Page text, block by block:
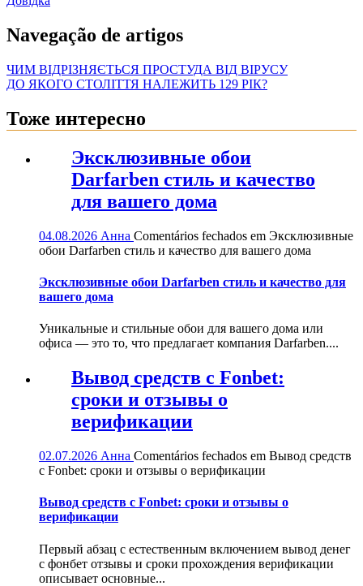
Navegação de artigos
ЧИМ ВІДРІЗНЯЄТЬСЯ ПРОСТУДА ВІД ВІРУСУ
ДО ЯКОГО СТОЛІТТЯ НАЛЕЖИТЬ 129 РІК?
Тоже интересно
Эксклюзивные обои
Darfarben стиль и качество
для вашего дома
04.08.2026 Анна Comentários fechados em Эксклюзивные
обои Darfarben стиль и качество для вашего дома
Эксклюзивные обои Darfarben стиль и качество для
вашего дома
Уникальные и стильные обои для вашего дома или
офиса — это то, что предлагает компания Darfarben....
Вывод средств с Fonbet:
сроки и отзывы о
верификации
02.07.2026 Анна Comentários fechados em Вывод средств
с Fonbet: сроки и отзывы о верификации
Вывод средств с Fonbet: сроки и отзывы о
верификации
Первый абзац с естественным включением вывод денег
с фонбет отзывы и сроки прохождения верификации
описывает основные...